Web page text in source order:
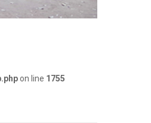
on line 1755